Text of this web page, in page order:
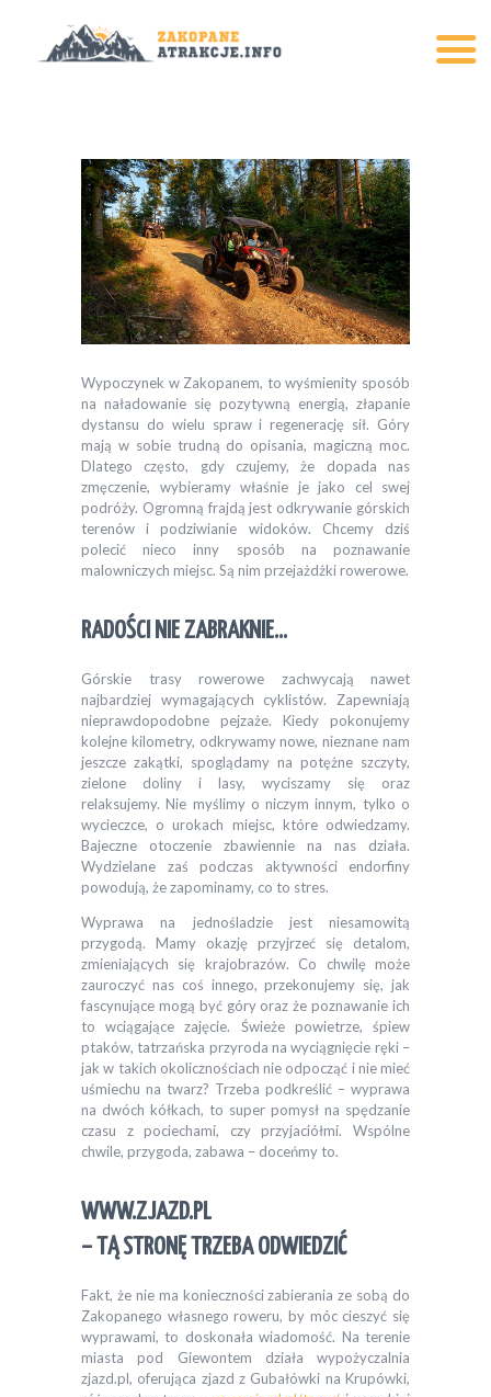
ATRAKCJE
Wypoczynek w Zakopanem, to wyśmienity sposób
na naładowanie się pozytywną energią, złapanie
dystansu do wielu spraw i regenerację sił. Góry
mają w sobie trudną do opisania, magiczną moc.
Dlatego często, gdy czujemy, że dopada nas
zmęczenie, wybieramy właśnie je jako cel swej
podróży. Ogromną frajdą jest odkrywanie górskich
terenów i podziwianie widoków. Chcemy dziś
polecić nieco inny sposób na poznawanie
malowniczych miejsc. Są nim przejażdżki rowerowe.
RADOŚCI NIE ZABRAKNIE…
Górskie trasy rowerowe zachwycają nawet
najbardziej wymagających cyklistów. Zapewniają
nieprawdopodobne pejzaże. Kiedy pokonujemy
kolejne kilometry, odkrywamy nowe, nieznane nam
jeszcze zakątki, spoglądamy na potężne szczyty,
zielone doliny i lasy, wyciszamy się oraz
relaksujemy. Nie myślimy o niczym innym, tylko o
wycieczce, o urokach miejsc, które odwiedzamy.
Bajeczne otoczenie zbawiennie na nas działa.
Wydzielane zaś podczas aktywności endorfiny
powodują, że zapominamy, co to stres.
Wyprawa na jednośladzie jest niesamowitą
przygodą. Mamy okazję przyjrzeć się detalom,
zmieniających się krajobrazów. Co chwilę może
zauroczyć nas coś innego, przekonujemy się, jak
fascynujące mogą być góry oraz że poznawanie ich
to wciągające zajęcie. Świeże powietrze, śpiew
ptaków, tatrzańska przyroda na wyciągnięcie ręki –
jak w takich okolicznościach nie odpocząć i nie mieć
uśmiechu na twarz? Trzeba podkreślić – wyprawa
na dwóch kółkach, to super pomysł na spędzanie
czasu z pociechami, czy przyjaciółmi. Wspólne
chwile, przygoda, zabawa – doceńmy to.
WWW.ZJAZD.PL
– TĄ STRONĘ TRZEBA ODWIEDZIĆ
Fakt, że nie ma konieczności zabierania ze sobą do
Zakopanego własnego roweru, by móc cieszyć się
wyprawami, to doskonała wiadomość. Na terenie
miasta pod Giewontem działa wypożyczalnia
zjazd.pl, oferująca zjazd z Gubałówki na Krupówki,